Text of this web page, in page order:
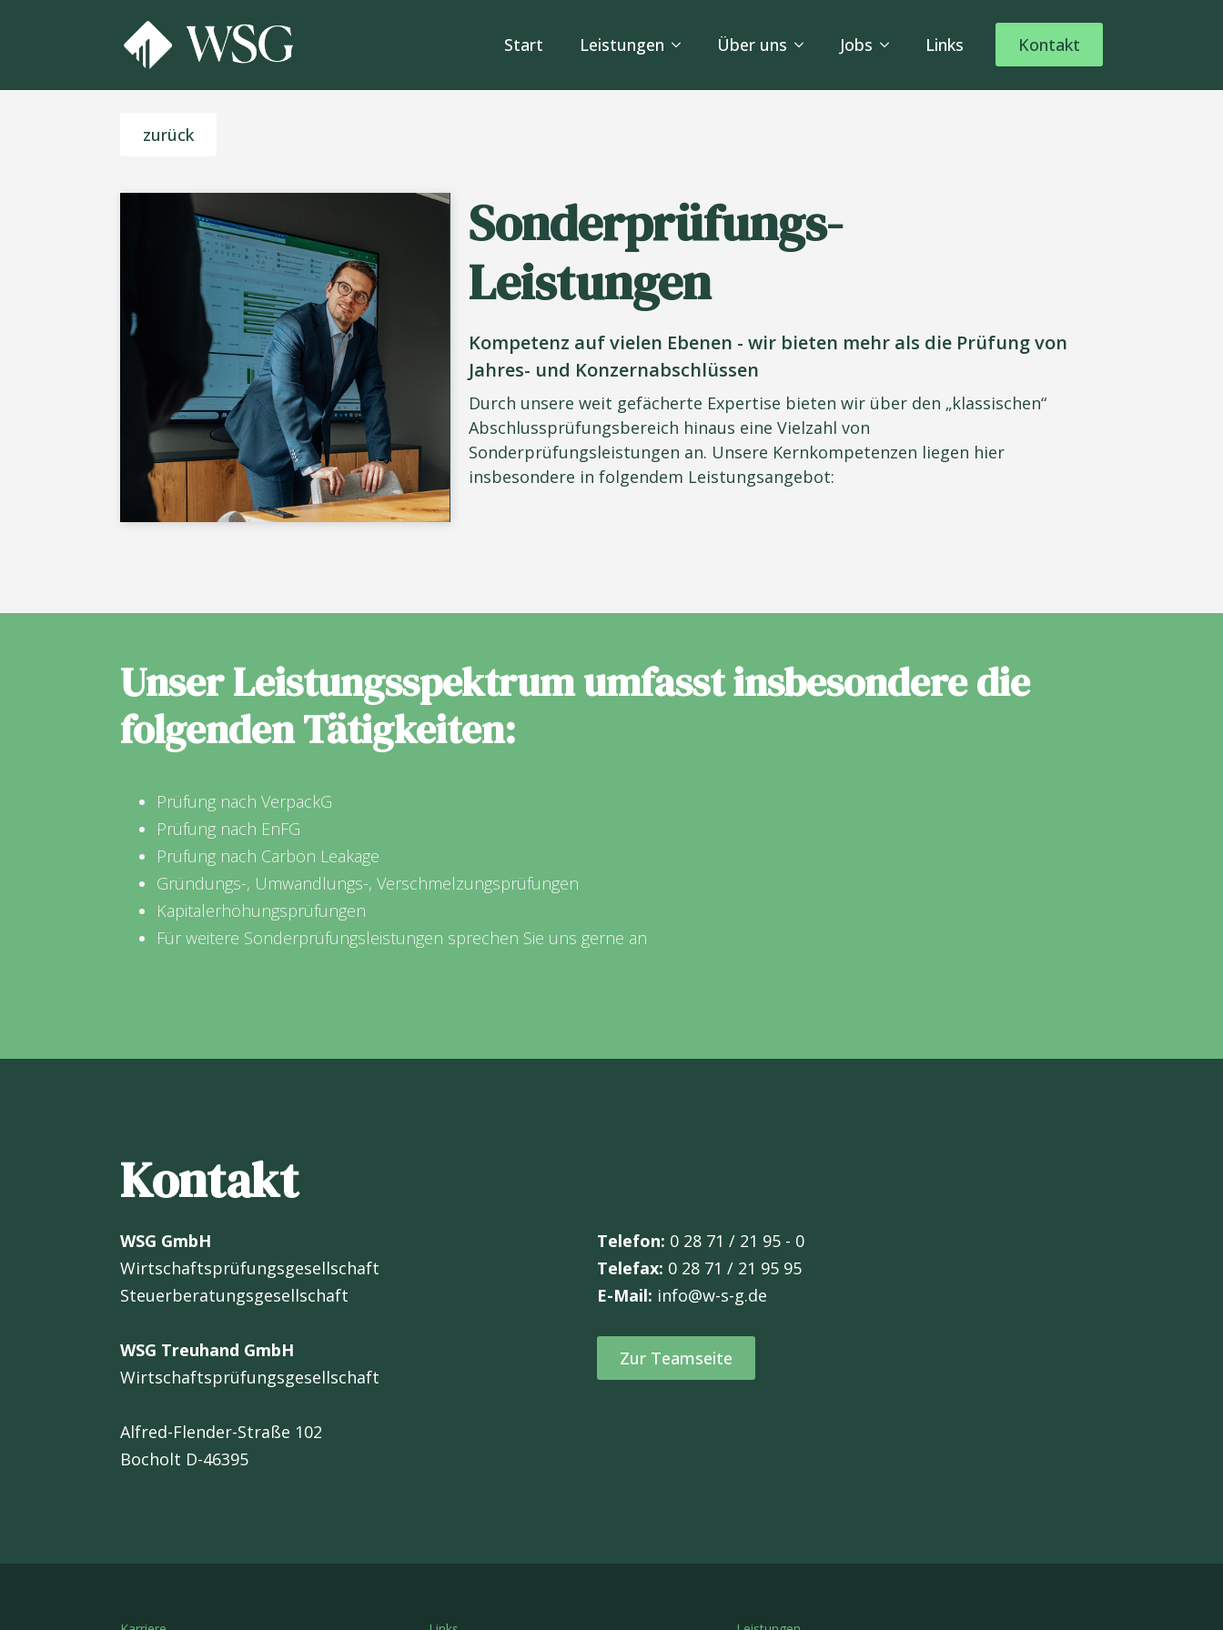
Start Leistungen Über uns Jobs Links Kontakt
zurück
Sonderprüfungs-
Leistungen
Kompetenz auf vielen Ebenen - wir bieten mehr als die Prüfung von
Jahres- und Konzernabschlüssen
Durch unsere weit gefächerte Expertise bieten wir über den „klassischen“
Abschlussprüfungsbereich hinaus eine Vielzahl von
Sonderprüfungsleistungen an. Unsere Kernkompetenzen liegen hier
insbesondere in folgendem Leistungsangebot:
Unser Leistungsspektrum umfasst insbesondere die
folgenden Tätigkeiten:
Prüfung nach VerpackG
Prüfung nach EnFG
Prüfung nach Carbon Leakage
Gründungs-, Umwandlungs-, Verschmelzungsprüfungen
Kapitalerhöhungsprüfungen
Für weitere Sonderprüfungsleistungen sprechen Sie uns gerne an
Kontakt
WSG GmbH
Wirtschaftsprüfungsgesellschaft
Steuerberatungsgesellschaft
WSG Treuhand GmbH
Wirtschaftsprüfungsgesellschaft
Alfred-Flender-Straße 102
Bocholt D-46395
Telefon: 0 28 71 / 21 95 - 0
Telefax: 0 28 71 / 21 95 95
E-Mail: info@w-s-g.de
Zur Teamseite